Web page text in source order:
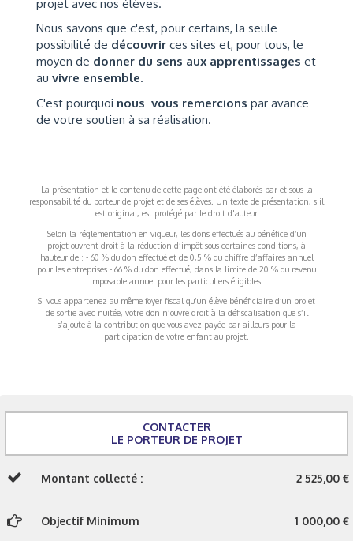
projet avec nos élèves.
Nous savons que c'est, pour certains, la seule
possibilité de découvrir ces sites et, pour tous, le
moyen de donner du sens aux apprentissages et
au vivre ensemble.
C'est pourquoi nous vous remercions par avance
de votre soutien à sa réalisation.
La présentation et le contenu de cette page ont été élaborés par et sous la
responsabilité du porteur de projet et de ses élèves. Un texte de présentation, s'il
est original, est protégé par le droit d'auteur
Selon la réglementation en vigueur, les dons effectués au bénéfice d’un
projet ouvrent droit à la réduction d’impôt sous certaines conditions, à
hauteur de : - 60 % du don effectué et de 0,5 % du chiffre d’affaires annuel
pour les entreprises - 66 % du don effectué, dans la limite de 20 % du revenu
imposable annuel pour les particuliers éligibles.
Si vous appartenez au même foyer fiscal qu’un élève bénéficiaire d’un projet
de sortie avec nuitée, votre don n’ouvre droit à la défiscalisation que s’il
s’ajoute à la contribution que vous avez payée par ailleurs pour la
participation de votre enfant au projet.
CONTACTER
LE PORTEUR DE PROJET
Montant collecté : 2 525,00 €
Objectif Minimum 1 000,00 €